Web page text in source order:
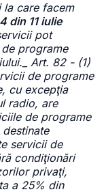
la care facem
din 11 iulie
pot
programe
Art. 82 - (1)
de programe
cu excepţia
radio, are
de programe
servicii de
condiţionări
privaţi,
a 25% din